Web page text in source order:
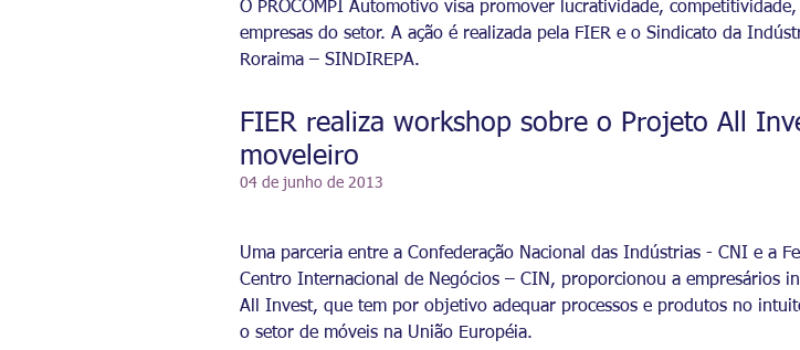
O PROCOMPI Automotivo visa promover lucratividade,
empresas do setor. A ação é realizada pela FIER e o Sindicato da
Roraima – SINDIREPA.
FIER realiza workshop sobre o Projeto All
moveleiro
04 de junho de 2013
Uma parceria entre a Confederação Nacional das Indústrias - CNI e a
Centro Internacional de Negócios – CIN, proporcionou a empresários
All Invest, que tem por objetivo adequar processos e produtos no
o setor de móveis na União Européia.